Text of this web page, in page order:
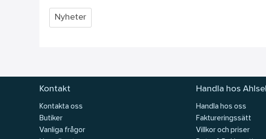
Nyheter
Kontakt
Kontakta oss
Butiker
Vanliga frågor
Handla hos Ahlsell
Handla hos oss
Faktureringssätt
Villkor och priser